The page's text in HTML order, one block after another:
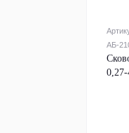
АБ-
0,27-